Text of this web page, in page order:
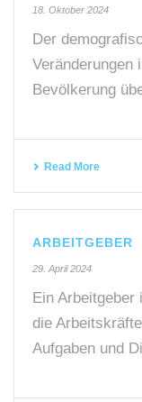
18. Oktober 2024
Der
Veränderungen
Bevölkerung
Read More
ARBEITGEBER
29. April 2024
Ein Arbeitgeber
die
Aufgaben und